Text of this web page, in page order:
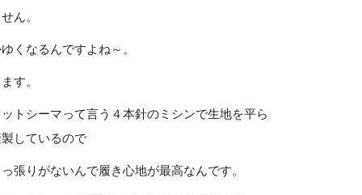
ん。
くなるんですよね～。
す。
トシーマって言う４本針のミシンで生地を平ら
しているので
張りがないんで履き心地が最高なんです。